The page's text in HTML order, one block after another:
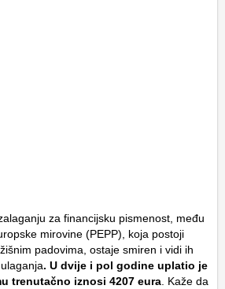
za financijsku pismenost, među
mirovine (PEPP), koja postoji
padovima, ostaje smiren i vidi ih
. U dvije i pol godine uplatio je
trenutačno iznosi 4207 eura . Kaže da